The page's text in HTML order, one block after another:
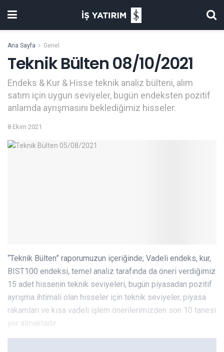
Ana Sayfa Genel
Teknik Bülten 08/10/2021
Endeks & Kur & Hisse teknik analiz bülteni, alım
satım için uygun seviyeler, bugün endeksten pozitif
anlamda ayrışmasını beklediğimiz hisseler.
8 Ekim 2021
“Teknik Bülten” raporumuzun içeriğinde; Vadeli endeks, kur,
BIST100 endeksi, temel analiz tarafında da öneri verdiğimiz
15 adet hissenin teknik seviyeleri, bugün piyasadan pozitif
ayrışma ihtimali olan hisseler için teknik seviyeler, piyasa
rakamları ve kısa vadeli işlem önerilerimizden son 10 tanesi
yer almaktadır.